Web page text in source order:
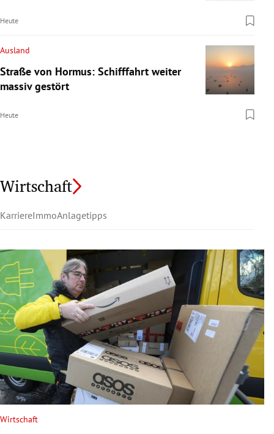
Heute
Ausland
Straße von Hormus: Schifffahrt weiter
massiv gestört
Heute
Wirtschaft
KarriereImmoAnlagetipps
Wirtschaft